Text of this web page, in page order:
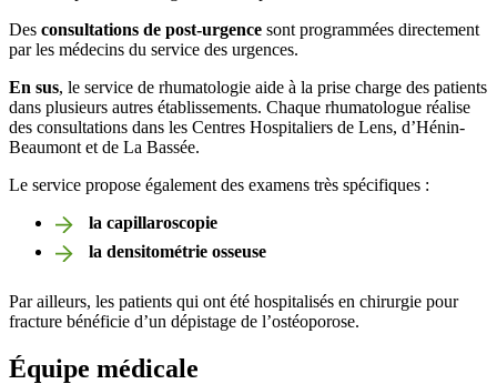
Des consultations de post-urgence sont programmées directement
par les médecins du service des urgences.
En sus, le service de rhumatologie aide à la prise charge des patients
dans plusieurs autres établissements. Chaque rhumatologue réalise
des consultations dans les Centres Hospitaliers de Lens, d’Hénin-
Beaumont et de La Bassée.
Le service propose également des examens très spécifiques :
la capillaroscopie
la densitométrie osseuse
Par ailleurs, les patients qui ont été hospitalisés en chirurgie pour
fracture bénéficie d’un dépistage de l’ostéoporose.
Équipe médicale